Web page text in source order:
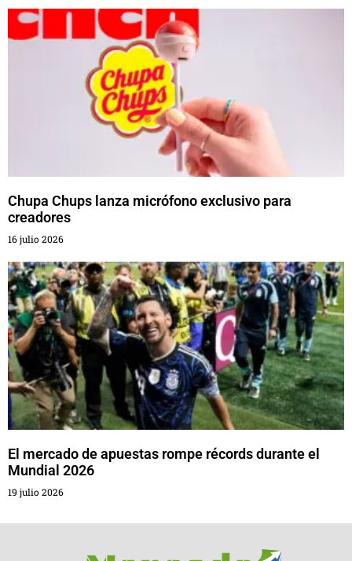
Chupa Chups lanza micrófono exclusivo para
creadores
16 julio 2026
El mercado de apuestas rompe récords durante el
Mundial 2026
19 julio 2026